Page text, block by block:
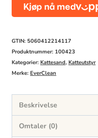
Free
10L
antall
GTIN: 5060412214117
Produktnummer: 100423
Kategorier: Kattesand, Katteutstyr
Merke: EverClean
Beskrivelse
Omtaler (0)